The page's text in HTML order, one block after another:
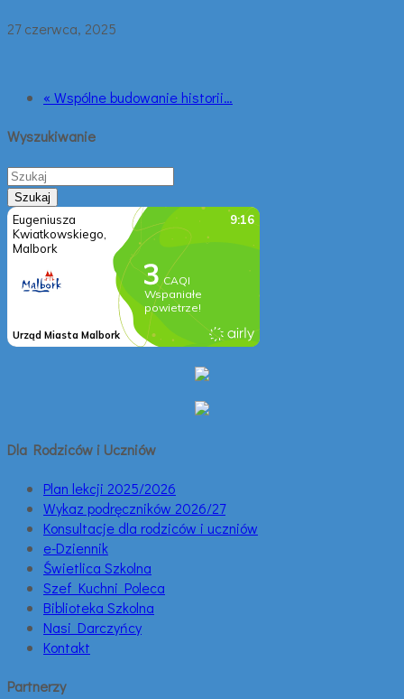
27 czerwca, 2025
« Wspólne budowanie historii…
Wyszukiwanie
Dla Rodziców i Uczniów
Plan lekcji 2025/2026
Wykaz podręczników 2026/27
Konsultacje dla rodziców i uczniów
e-Dziennik
Świetlica Szkolna
Szef Kuchni Poleca
Biblioteka Szkolna
Nasi Darczyńcy
Kontakt
Partnerzy